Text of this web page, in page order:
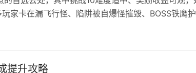
家卡在漏飞行怪、陷阱被自爆怪摧毁、BOSS铁鹰护
提升攻略